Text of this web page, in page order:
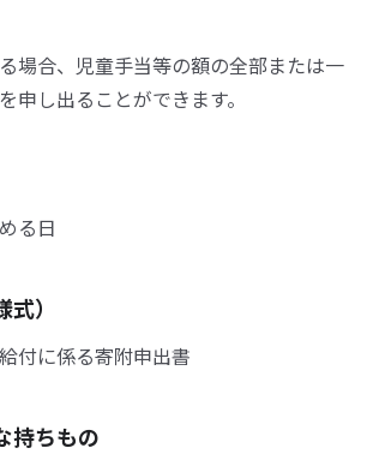
場合、児童手当等の額の全部または一
申し出ることができます。
る日
）
付に係る寄附申出書
持ちもの